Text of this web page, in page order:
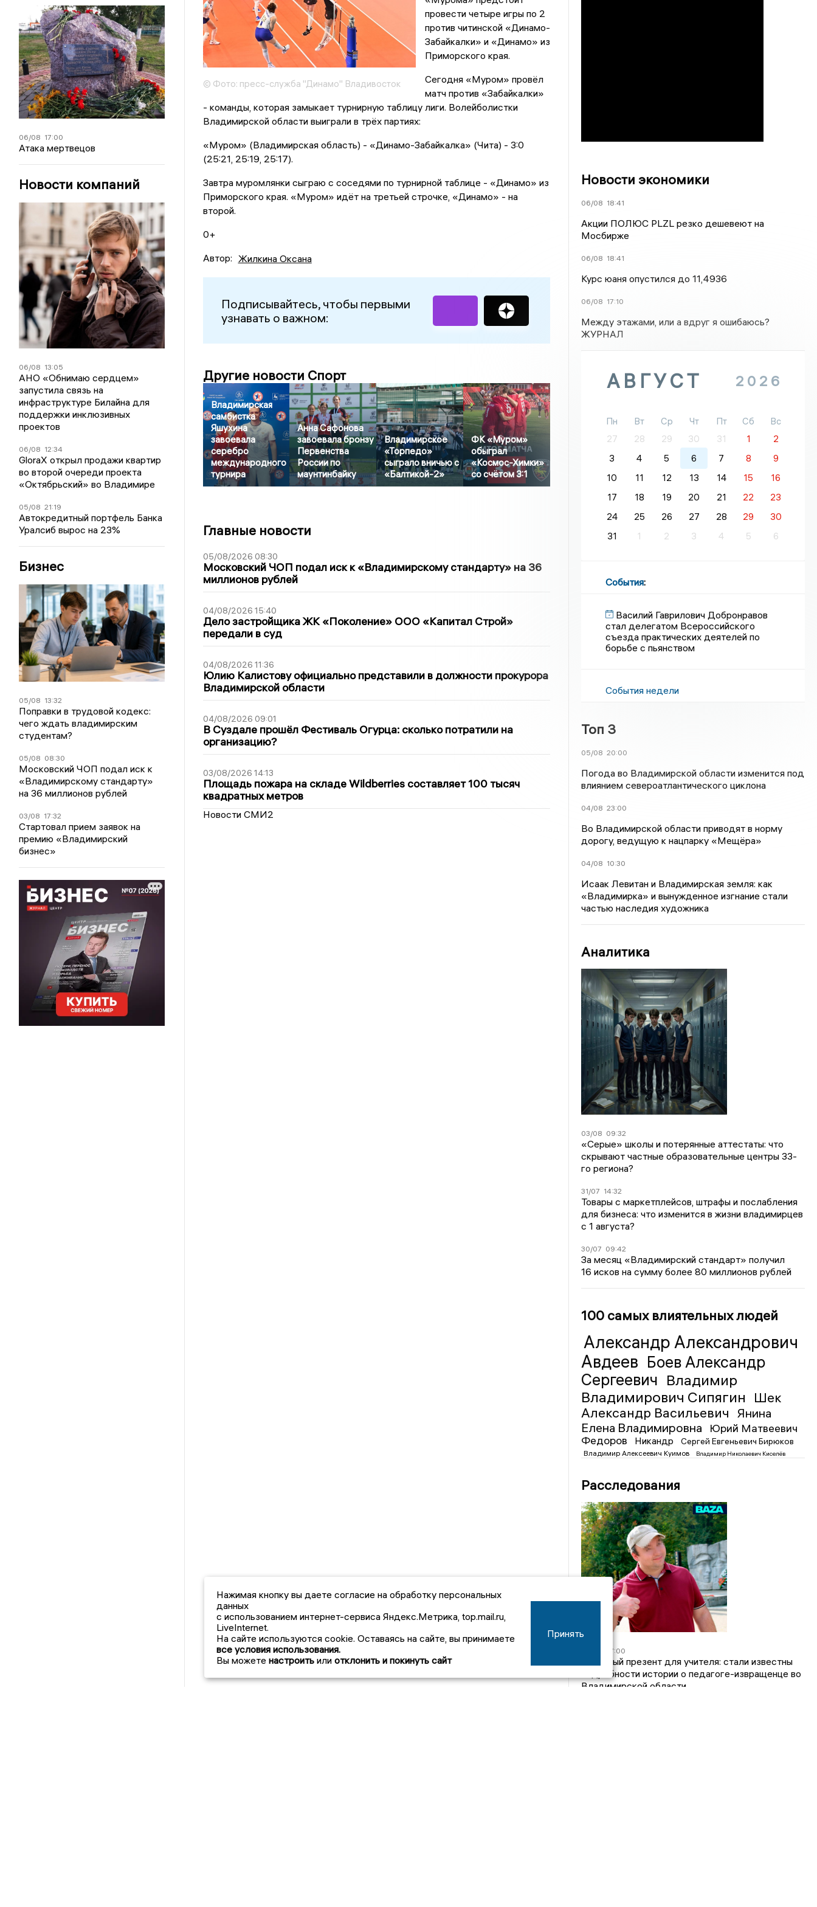
06/08 17:00
Атака мертвецов
Новости компаний
06/08 13:05
АНО «Обнимаю сердцем»
запустила связь на
инфраструктуре Билайна для
поддержки инклюзивных
проектов
06/08 12:34
GloraX открыл продажи квартир
во второй очереди проекта
«Октябрьский» во Владимире
05/08 21:19
Автокредитный портфель Банка
Уралсиб вырос на 23%
Бизнес
05/08 13:32
Поправки в трудовой кодекс:
чего ждать владимирским
студентам?
05/08 08:30
Московский ЧОП подал иск к
«Владимирскому стандарту»
на 36 миллионов рублей
03/08 17:32
Стартовал прием заявок на
премию «Владимирский
бизнес»
© Фото: пресс-служба "Динамо" Владивосток
провести четыре игры по 2
против читинской «Динамо-
Забайкалки» и «Динамо» из
Приморского края.
Сегодня «Муром» провёл
матч против «Забайкалки»
- команды, которая замыкает турнирную таблицу лиги. Волейболистки
Владимирской области выиграли в трёх партиях:
«Муром» (Владимирская область) - «Динамо-Забайкалка» (Чита) - 3:0
(25:21, 25:19, 25:17).
Завтра муромлянки сыграю с соседями по турнирной таблице - «Динамо» из
Приморского края. «Муром» идёт на третьей строчке, «Динамо» - на
второй.
0+
Автор: Жилкина Оксана
Подписывайтесь, чтобы первыми
узнавать о важном:
Другие новости Спорт
Владимирская
самбистка
Яшухина
завоевала
серебро
международного
турнира
Анна Сафонова
завоевала бронзу
Первенства
России по
маунтинбайку
Владимирское
«Торпедо»
сыграло вничью с
«Балтикой-2»
ФК «Муром»
обыграл
«Космос-Химки»
со счётом 3:1
Главные новости
05/08/2026 08:30
Московский ЧОП подал иск к «Владимирскому стандарту» на 36
миллионов рублей
04/08/2026 15:40
Дело застройщика ЖК «Поколение» ООО «Капитал Строй»
передали в суд
04/08/2026 11:36
Юлию Калистову официально представили в должности прокурора
Владимирской области
04/08/2026 09:01
В Суздале прошёл Фестиваль Огурца: сколько потратили на
организацию?
03/08/2026 14:13
Площадь пожара на складе Wildberries составляет 100 тысяч
квадратных метров
Новости СМИ2
Новости экономики
06/08 18:41
Акции ПОЛЮС PLZL резко дешевеют на
Мосбирже
06/08 18:41
Курс юаня опустился до 11,4936
06/08 17:10
Между этажами, или а вдруг я ошибаюсь?
ЖУРНАЛ
АВГУСТ 2026
Пн Вт Ср Чт Пт Сб
Вс
27
28 29 30 31 1
2
3
4 5 6 7 8
9
10
11 12 13 14 15
16
17
18 19 20 21 22
23
24
25 26 27 28 29
30
31
1 2 3 4 5 6
События:
Василий Гаврилович Добронравов
стал делегатом Всероссийского
съезда практических деятелей по
борьбе с пьянством
События недели
Топ 3
05/08 20:00
Погода во Владимирской области изменится под
влиянием североатлантического циклона
04/08 23:00
Во Владимирской области приводят в норму
дорогу, ведущую к нацпарку «Мещёра»
04/08 10:30
Исаак Левитан и Владимирская земля: как
«Владимирка» и вынужденное изгнание стали
частью наследия художника
Аналитика
03/08 09:32
«Серые» школы и потерянные аттестаты: что
скрывают частные образовательные центры 33-
го региона?
31/07 14:32
Товары с маркетплейсов, штрафы и послабления
для бизнеса: что изменится в жизни владимирцев
с 1 августа?
30/07 09:42
За месяц «Владимирский стандарт» получил
16 исков на сумму более 80 миллионов рублей
100 самых влиятельных людей
Александр Александрович
Авдеев Боев Александр
Сергеевич Владимир
Владимирович Сипягин Шек
Александр Васильевич
Янина
Елена Владимировна
Юрий Матвеевич
Федоров
Никандр Сергей Евгеньевич Бирюков
Владимир Алексеевич Куимов Владимир Николаевич Киселёв
Расследования
17:00
Странный презент для учителя: стали известны
подробности истории о педагоге-извращенце во
Владимирской области
Нажимая кнопку вы даете согласие на обработку персональных
данных
с использованием интернет-сервиса Яндекс.Метрика, top.mail.ru,
LiveInternet.
На сайте используются cookie. Оставаясь на сайте, вы принимаете
все условия использования.
Вы можете настроить или отклонить и покинуть сайт
Принять